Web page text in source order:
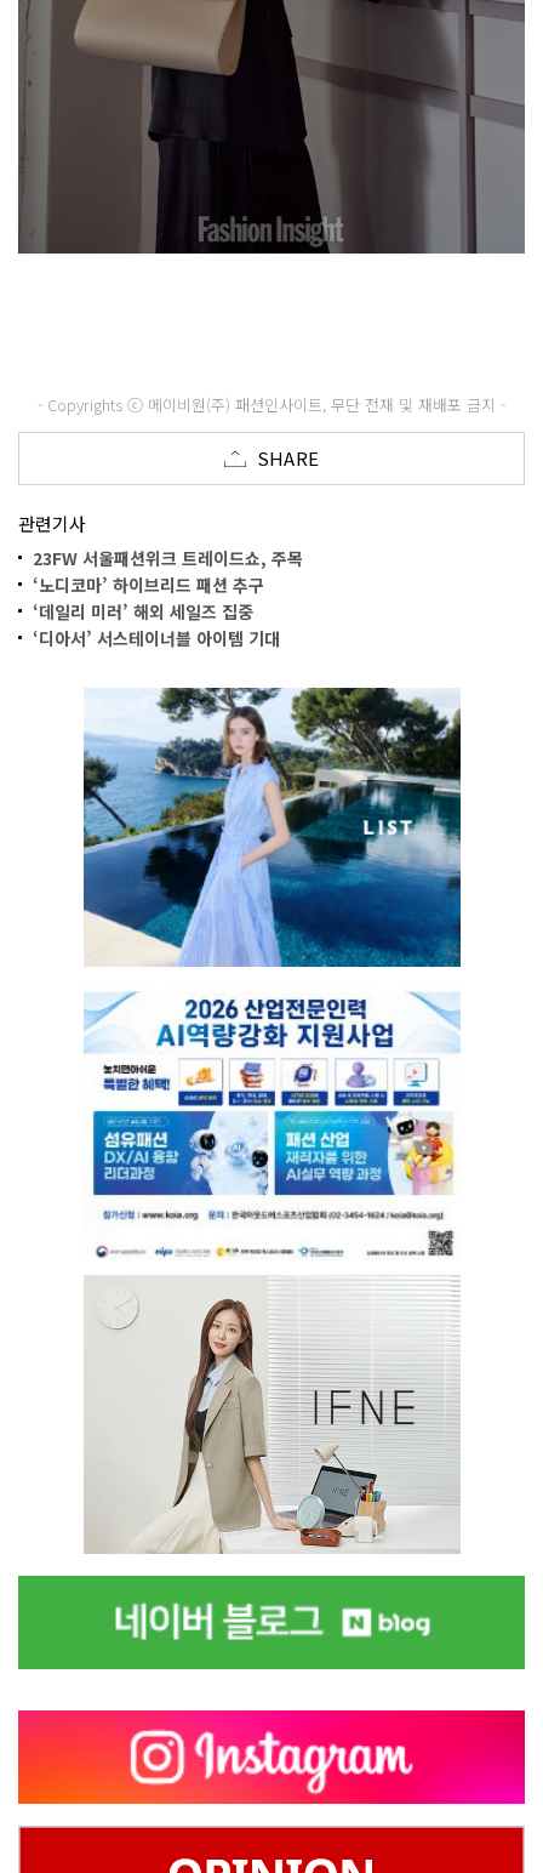
- Copyrights ⓒ 메이비원(주) 패션인사이트, 무단 전재 및 재배포 금지 -
SHARE
관련기사
23FW 서울패션위크 트레이드쇼, 주목
‘노디코마’ 하이브리드 패션 추구
‘데일리 미러’ 해외 세일즈 집중
‘디아서’ 서스테이너블 아이템 기대